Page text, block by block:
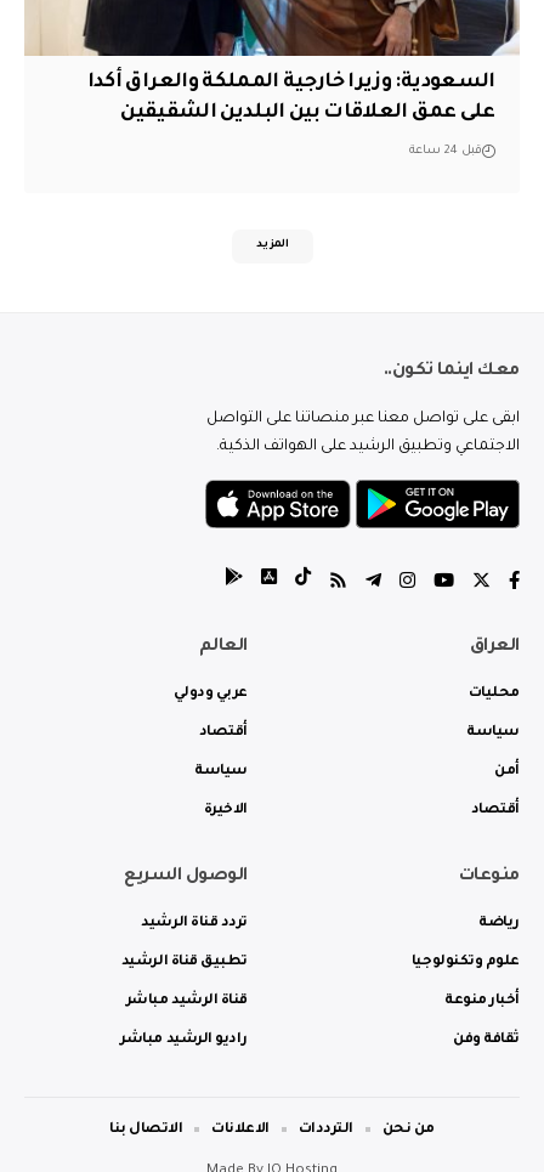
السعودية: وزيرا خارجية المملكة والعراق أكدا
على عمق العلاقات بين البلدين الشقيقين
قبل 24 ساعة
المزيد
معك اينما تكون..
ابقى على تواصل معنا عبر منصاتنا على التواصل
الاجتماعي وتطبيق الرشيد على الهواتف الذكية.
العراق
محليات
سياسة
أمن
أقتصاد
العالم
عربي ودولي
أقتصاد
سياسة
الاخيرة
منوعات
رياضة
علوم وتكنولوجيا
أخبار منوعة
ثقافة وفن
الوصول السريع
تردد قناة الرشيد
تطبيق قناة الرشيد
قناة الرشيد مباشر
راديو الرشيد مباشر
من نحن الترددات الاعلانات الاتصال بنا